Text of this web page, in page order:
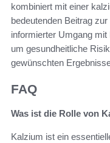
kombiniert mit einer
bedeutenden Beitrag
informierter Umgang
um gesundheitliche
gewünschten
FAQ
Was ist die Rolle von
Kalzium ist ein